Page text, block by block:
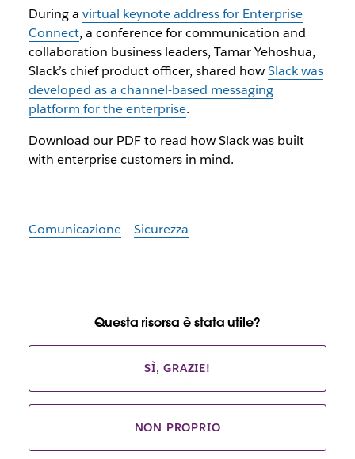
During a virtual keynote address for Enterprise
Connect, a conference for communication and
collaboration business leaders, Tamar Yehoshua,
Slack’s chief product officer, shared howSlack was
developed as a channel-based messaging
platform for the enterprise.
Download our PDF to read how Slack was built
with enterprise customers in mind.
Comunicazione Sicurezza
Questa risorsa è stata utile?
SÌ, GRAZIE!
NON PROPRIO